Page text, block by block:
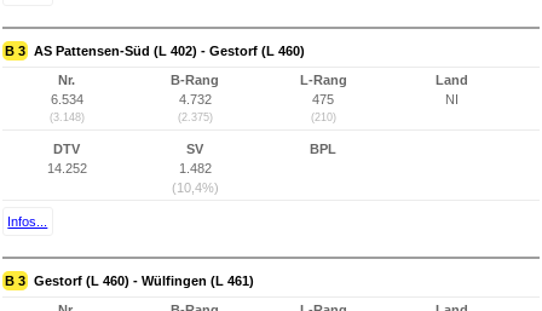
B 3 AS Pattensen-Süd (L 402) - Gestorf (L 460)
Nr.
6.534
(3.148)
B-Rang
4.732
(2.375)
L-Rang
475
(210)
Land
NI
DTV
14.252
SV
1.482
(10,4%)
BPL
Infos...
B 3 Gestorf (L 460) - Wülfingen (L 461)